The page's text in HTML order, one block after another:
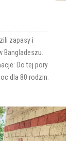
zapasy i
Do tej pory
dla 80 rodzin.